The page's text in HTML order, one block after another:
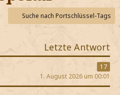
werden!
Suche nach Portschlüssel-Tags
Letzte Antwort
17
1. August 2026 um 00:01